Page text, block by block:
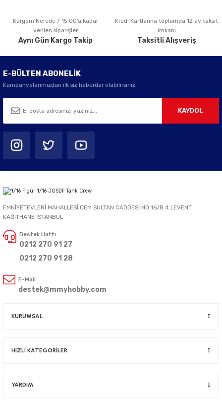
Gönder
Kargom Nerede / 15:00’a kadar
verilen siparişler
Aynı Gün Kargo Takip
Kredi Kartlarına toplamda 12 ay taksit
imkanı
Taksitli Alışveriş
E-BÜLTEN ABONELİK
Kampanyalarımızdan ilk siz haberdar olabilirsiniz.
KAYDOL
EMNİYETEVLERİ MAHALLESİ CEM SULTAN CADDESİ NO:16/B 4.LEVENT
KAĞITHANE İSTANBUL
Destek Hattı
0212 270 91 27
0212 270 91 28
E-Mail
destek@mmyhobby.com
KURUMSAL
HIZLI KATEGORİLER
YARDIM